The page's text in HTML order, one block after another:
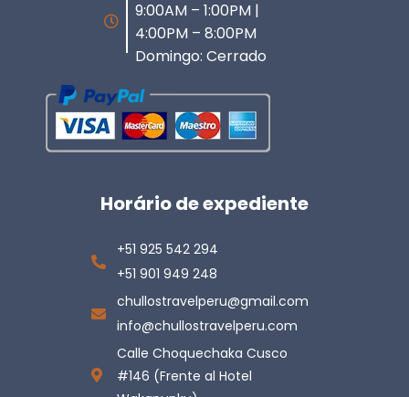
9:00AM – 1:00PM |
4:00PM – 8:00PM
Domingo: Cerrado
Horário de expediente
+51 925 542 294
+51 901 949 248
chullostravelperu@gmail.com
info@chullostravelperu.com
Calle Choquechaka Cusco
#146 (Frente al Hotel